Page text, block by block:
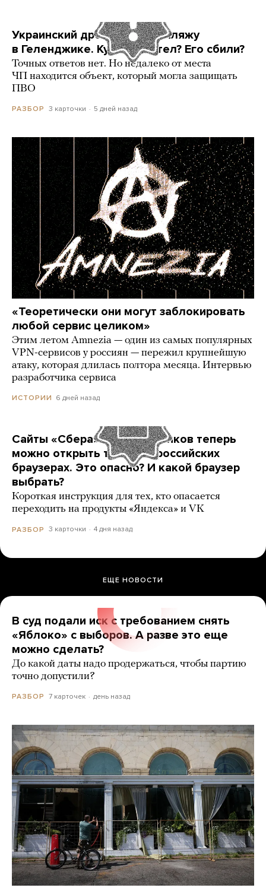
Украинский дрон попал по пляжу
в Геленджике. Куда он летел? Его сбили?
Точных ответов нет. Но недалеко от места
ЧП находится объект, который могла защищать
ПВО
РАЗБОР 3 карточки 5 дней назад
«Теоретически они могут заблокировать
любой сервис целиком»
Этим летом Amnezia — один из самых популярных
VPN-сервисов у россиян — пережил крупнейшую
атаку, которая длилась полтора месяца. Интервью
разработчика сервиса
ИСТОРИИ 6 дней назад
Сайты «Сбера» и других банков теперь
можно открыть только в российских
браузерах. Это опасно? И какой браузер
выбрать?
Короткая инструкция для тех, кто опасается
переходить на продукты «Яндекса» и VK
РАЗБОР 3 карточки 4 дня назад
ЕЩЕ НОВОСТИ
В суд подали иск с требованием снять
«Яблоко» с выборов. А разве это еще
можно сделать?
До какой даты надо продержаться, чтобы партию
точно допустили?
РАЗБОР 7 карточек день назад